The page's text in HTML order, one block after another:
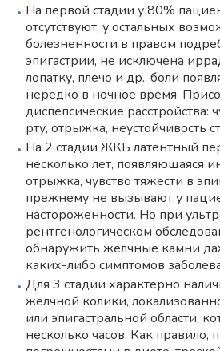
На первой стадии у 80%
отсутствуют, у остальных
болезненности в правом
эпигастрии, не исключена
лопатку, плечо и др., боли
нередко в ночное время.
диспепсические расстройства:
рту, отрыжка, неустойчивость
На 2 стадии ЖКБ латентный
несколько лет, появляющаяся
отрыжка, чувство тяжести в
прежнему не вызывают у
настороженности. Но при
рентгенологическом
обнаружить желчные камни
каких-либо симптомов
Для 3 стадии характерно
желчной колики,
или эпигастральной области,
несколько часов. Как правило,